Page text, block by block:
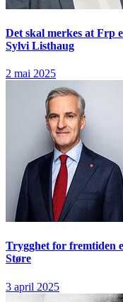
Det skal merkes at Frp
Sylvi Listhaug
2 mai 2025
Trygghet for fremtiden
Støre
3 april 2025